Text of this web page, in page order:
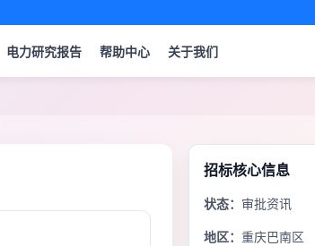
电力研究报告 帮助中心 关于我们
招标核心信息
状态： 审批资讯
地区： 重庆巴南区